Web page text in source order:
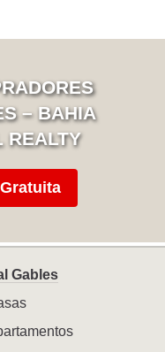
– BAHIA
REALTY
Gables